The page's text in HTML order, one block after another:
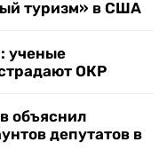
туризм» в США
ученые
ОКР
объяснил
депутатов в